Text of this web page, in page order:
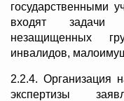
государственными
входят задачи
незащищенных
инвалидов,
2.2.4. Организация
экспертизы